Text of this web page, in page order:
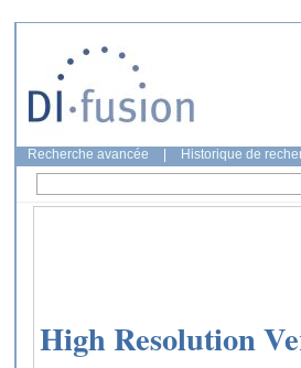
Recherche avancée Historique de
High Resolution